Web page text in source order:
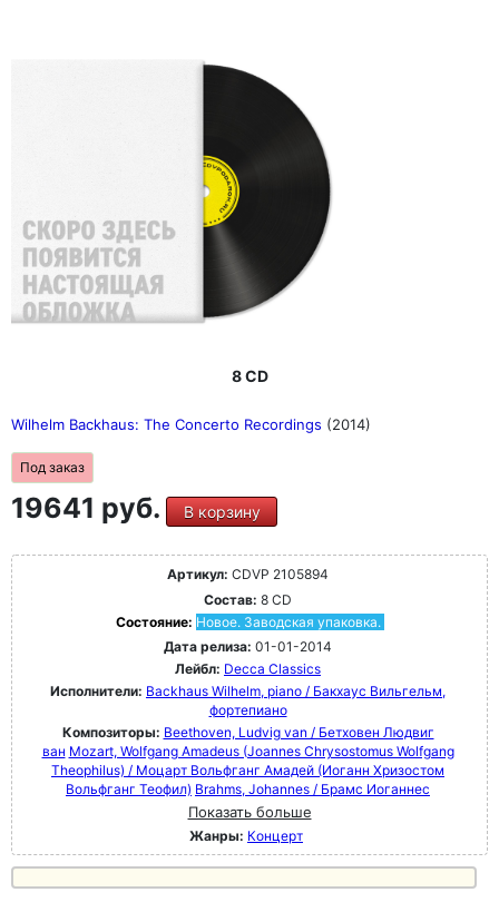
8 CD
Wilhelm Backhaus: The Concerto Recordings (2014)
Под заказ
19641 руб. В корзину
Артикул: CDVP 2105894
Состав: 8 CD
Состояние: Новое. Заводская упаковка.
Дата релиза: 01-01-2014
Лейбл: Decca Classics
Исполнители: Backhaus Wilhelm, piano / Бакхаус Вильгельм,
фортепиано
Композиторы: Beethoven, Ludvig van / Бетховен Людвиг
ван Mozart, Wolfgang Amadeus (Joannes Chrysostomus Wolfgang
Theophilus) / Моцарт Вольфганг Амадей (Иоганн Хризостом
Вольфганг Теофил) Brahms, Johannes / Брамс Иоганнес
Показать больше
Жанры: Концерт